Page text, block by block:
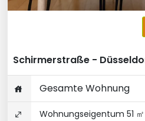
Schirmerstraße -
Gesamte Wohnung
Wohnungseigentum 51 ㎡